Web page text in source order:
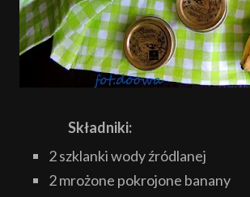
Składniki:
2 szklanki wody źródlanej
2 mrożone pokrojone banany